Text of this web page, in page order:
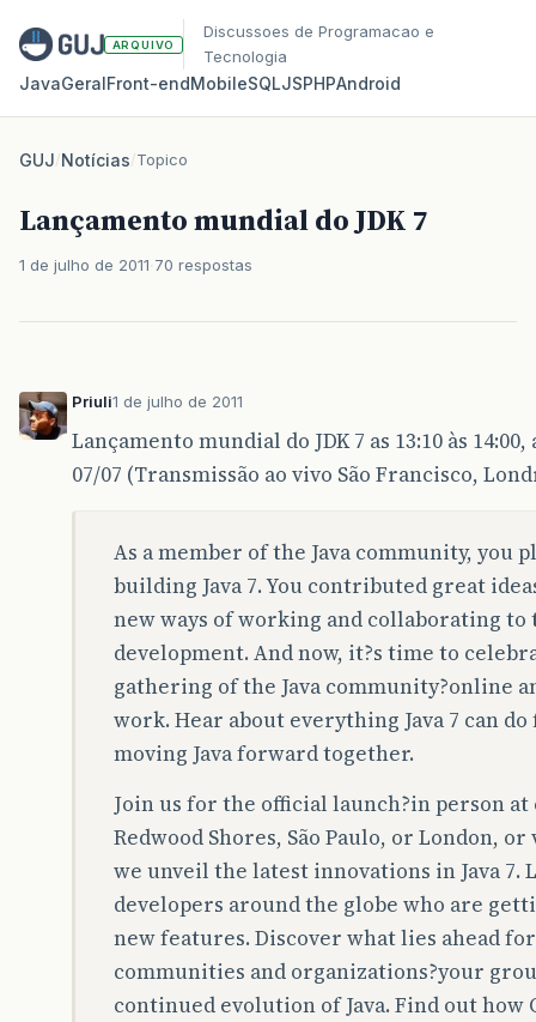
ARQUIVO
Discussoes de Programacao e
Tecnologia
JavaGeralFront‑endMobileSQLJSPHPAndroid
GUJ/Notícias/Topico
Lançamento mundial do JDK 7
1 de julho de 2011 70 respostas
Priuli1 de julho de 2011
Lançamento mundial do JDK 7 as 13:10 às
07/07 (Transmissão ao vivo São Francisco,
As a member of the Java community, you
building Java 7. You contributed great
new ways of working and collaborating to
development. And now, it?s time to
gathering of the Java community?online
work. Hear about everything Java 7 can
moving Java forward together.
Join us for the official launch?in person
Redwood Shores, São Paulo, or London,
we unveil the latest innovations in Java
developers around the globe who are
new features. Discover what lies ahead
communities and organizations?your
continued evolution of Java. Find out how